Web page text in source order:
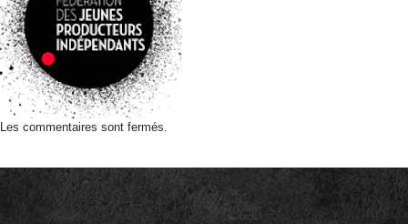
Les commentaires sont fermés.